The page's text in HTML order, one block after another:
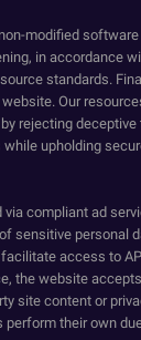
modified
in accordance
standards.
Our
rejecting
upholding
compliant ad
sensitive personal
access to
the website
site content or
perform their own